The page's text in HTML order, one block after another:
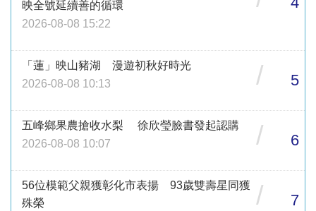
映全號延續善的循環
2026-08-08 15:22
「蓮」映山豬湖 漫遊初秋好時光
2026-08-08 10:13
/ 5
五峰鄉果農搶收水梨 徐欣瑩臉書發起認購
2026-08-08 10:07
/ 6
56位模範父親獲彰化市表揚 93歲雙壽星同獲
殊榮
/ 7